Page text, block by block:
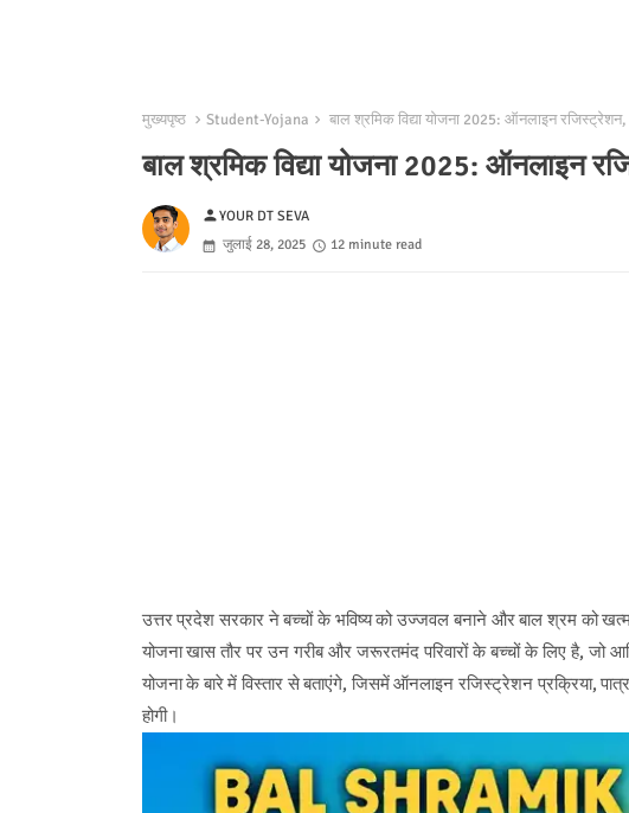
मुख्यपृष्ठ Student-Yojana बाल श्रमिक विद्या योजना 2025: ऑनलाइन
बाल श्रमिक विद्या योजना 2025: ऑनलाइन
personYOUR DT SEVA
जुलाई 28, 2025
12 minute read
उत्तर प्रदेश सरकार ने बच्चों के भविष्य को उज्जवल बनाने और बाल श्रम को
योजना खास तौर पर उन गरीब और जरूरतमंद परिवारों के बच्चों के लिए है, जो
योजना के बारे में विस्तार से बताएंगे, जिसमें ऑनलाइन रजिस्ट्रेशन प्रक्रिया,
होगी।